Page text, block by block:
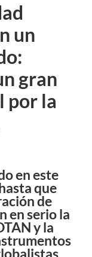
un
gran
por la
en este
que
de
en serio la
y la